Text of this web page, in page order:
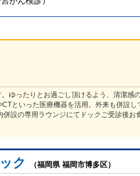
ゆったりとお過ごし頂けるよう、清潔感
といった医療機器を活用。外来も併設し
設の専用ラウンジにてドックご受診後お
ク （福岡県 福岡市博多区）